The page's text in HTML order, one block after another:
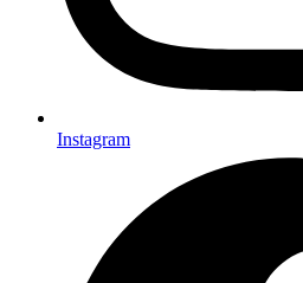
Instagram